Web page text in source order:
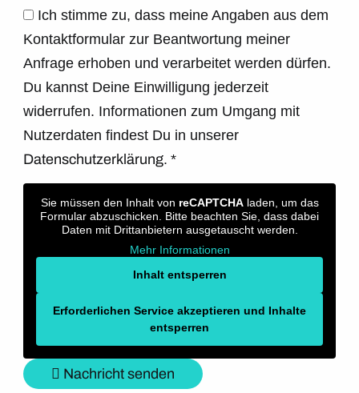
Ich stimme zu, dass meine Angaben aus dem
Kontaktformular zur Beantwortung meiner
Anfrage erhoben und verarbeitet werden dürfen.
Du kannst Deine Einwilligung jederzeit
widerrufen. Informationen zum Umgang mit
Nutzerdaten findest Du in unserer
Datenschutzerklärung.*
Sie müssen den Inhalt von reCAPTCHAladen, um das
Formular abzuschicken. Bitte beachten Sie, dass dabei
Daten mit Drittanbietern ausgetauscht werden.
Mehr Informationen
Inhalt entsperren
Erforderlichen Service akzeptieren und Inhalte
entsperren
Nachricht senden